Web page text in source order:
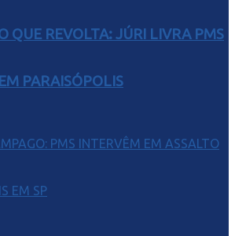
QUE REVOLTA: JÚRI LIVRA PMS
PARAISÓPOLIS